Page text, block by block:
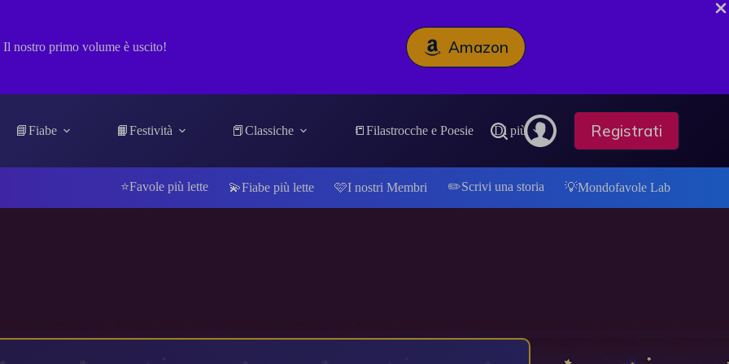
Il nostro primo volume è uscito! Amazon
📘Fiabe 📙Festività 📕Classiche 📒Filastrocche e Poesie Di più Registrati
⭐Favole più lette 💫Fiabe più lette 🩷I nostri Membri ✏️Scrivi una storia 💡Mondofavole Lab